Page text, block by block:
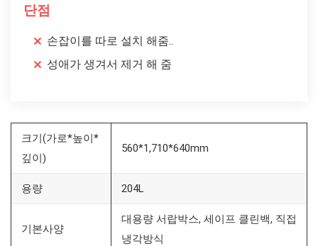
단점
손잡이를 따로 설치 해줌..
성애가 생겨서 제거 해 줌
크기(가로*높이*
깊이)
560*1,710*640mm
용량 204L
기본사양
대용량 서랍박스, 세이프 클린백, 직접
냉각방식